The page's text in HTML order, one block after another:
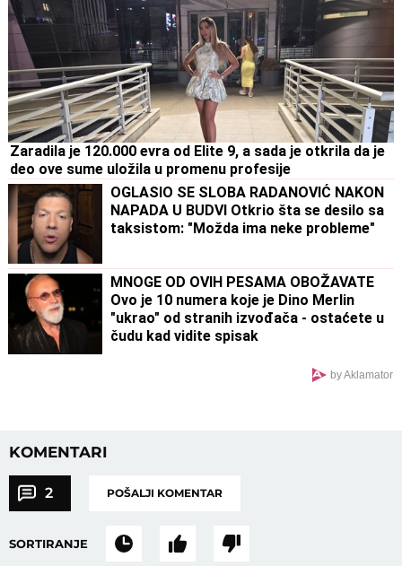
Zaradila je 120.000 evra od Elite 9, a sada je otkrila da je
deo ove sume uložila u promenu profesije
OGLASIO SE SLOBA RADANOVIĆ NAKON
NAPADA U BUDVI Otkrio šta se desilo sa
taksistom: "Možda ima neke probleme"
MNOGE OD OVIH PESAMA OBOŽAVATE
Ovo je 10 numera koje je Dino Merlin
"ukrao" od stranih izvođača - ostaćete u
čudu kad vidite spisak
by Aklamator
KOMENTARI
2 POŠALJI KOMENTAR
SORTIRANJE